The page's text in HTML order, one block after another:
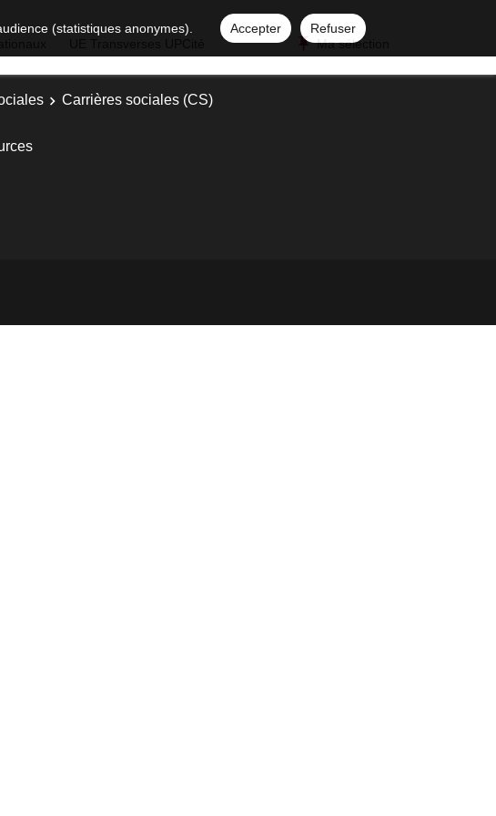
(statistiques anonymes). Accepter
Refuser
Ma sélection
Carrières sociales (CS)